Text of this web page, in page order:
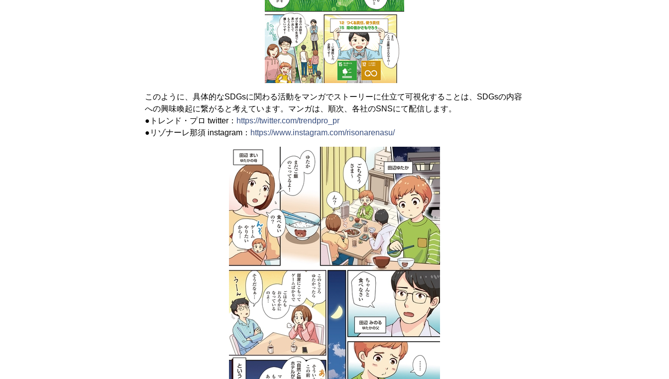
このように、具体的なSDGsに関わる活動をマンガでストーリーに仕立て可視化することは、SDGsの内容
への興味喚起に繋がると考えています。マンガは、順次、各社のSNSにて配信します。
●トレンド・プロ twitter： https://twitter.com/trendpro_pr
●リゾナーレ那須 instagram： https://www.instagram.com/risonarenasu/